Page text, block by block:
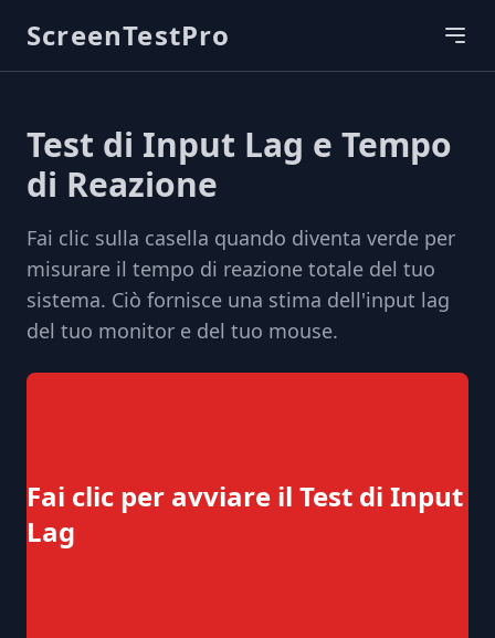
ScreenTestPro
Test di Input Lag e Tempo
di Reazione
Fai clic sulla casella quando diventa verde per
misurare il tempo di reazione totale del tuo
sistema. Ciò fornisce una stima dell'input lag
del tuo monitor e del tuo mouse.
Fai clic per avviare il Test di Input
Lag